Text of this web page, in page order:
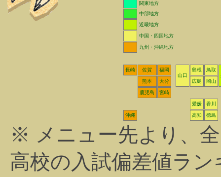
関東地方
中部地方
近畿地方
中国・四国地方
九州・沖縄地方
長崎 佐賀
福岡
山口
島根
鳥取
熊本
大分 広島 岡山
鹿児島 宮崎
愛媛 香川
沖縄 高知 徳島
※ メニュー先より、
高校の入試偏差値ラ